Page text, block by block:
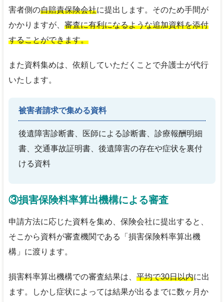
害者側の自賠責保険会社に提出します。そのため手間が
かかりますが、 審査に有利になるような追加資料を添付
することができます。
また資料集めは、依頼していただくことで弁護士が代行
いたします。
被害者請求で集める資料
後遺障害診断書、医師による診断書、診療報酬明細
書、交通事故証明書、後遺障害の存在や症状を裏付
ける資料
③損害保険料率算出機構による審査
申請方法に応じた資料を集め、保険会社に提出すると、
そこから資料が審査機関である「損害保険料率算出機
構」に渡ります。
損害料率算出機構での審査結果は、 平均で30日以内に出
ます。しかし症状によっては結果が出るまでに数ヶ月か